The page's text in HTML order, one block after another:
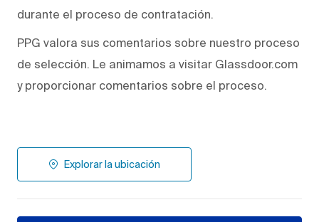
durante el proceso de contratación.
PPG valora sus comentarios sobre nuestro proceso
de selección. Le animamos a visitar Glassdoor.com
y proporcionar comentarios sobre el proceso.
Explorar la ubicación